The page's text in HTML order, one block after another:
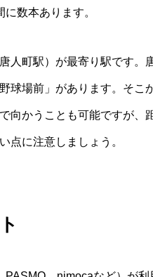
数本あります。
人町駅）が最寄り駅です。
球場前」があります。そこ
向かうことも可能ですが、
点に注意しましょう。